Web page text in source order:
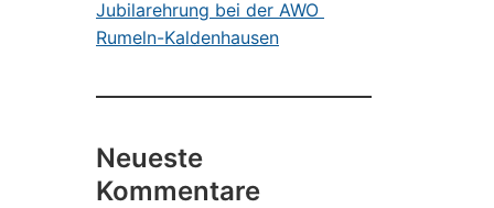
Jubilarehrung bei der AWO
Rumeln-Kaldenhausen
Neueste
Kommentare